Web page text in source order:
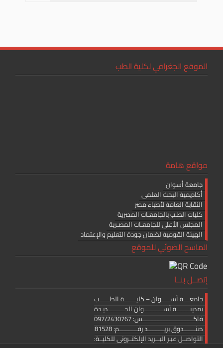
الموقع الجغرافي لكلية الطب
مواقع هامة
جامعة أسوان
أكاديمية البحث العلمى
النقابة العامة لأطباء مصر
كليات الطـب بالجامعـات المصرية
المجلس الأعلى للجامعـات المصـرية
الهيئة القومية لضمان جودة التعليم والإعتماد
الماسح الضوئي للموقع
إتصــل بنــا
جامعــــة أســــــوان – كليــــــــة الطـــــــب
بمدينـــــــــة أســـــــــــــوان الجـــــــــــديـدة
فاكــــــــــــــــــــــــــــــــــس: 097/2430767
صنــــــــدوق بريـــــــــــد رقــــــــــــم: 81528
التواصــل عبـر البـــريد الإلكتــرونى للكليــة: